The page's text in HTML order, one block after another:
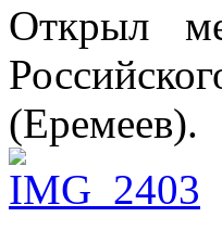
Открыл
(Еремеев).